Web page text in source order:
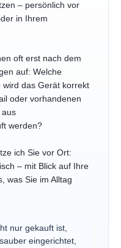
– persönlich vor
in Ihrem
oft erst nach dem
auf: Welche
wird das Gerät korrekt
oder vorhandenen
aus
werden?
ich Sie vor Ort:
– mit Blick auf Ihre
was Sie im Alltag
nur gekauft ist,
eingerichtet,